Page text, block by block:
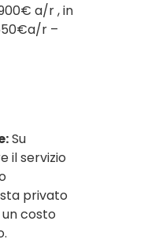
a/r , in
r –
Su
il servizio
privato
costo